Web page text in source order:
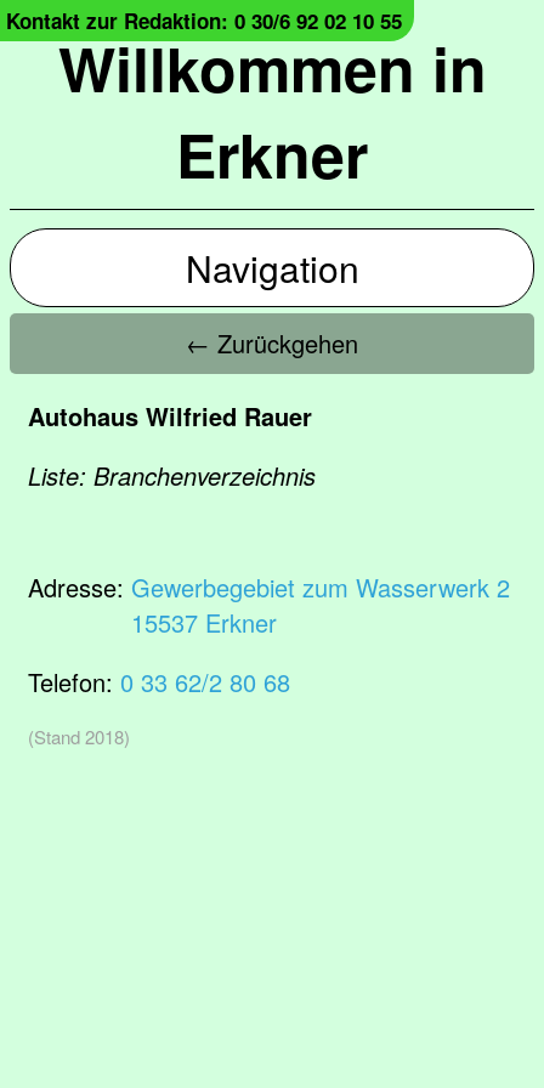
Willkommen in
Erkner
Kontakt zur Redaktion: 0 30/6 92 02 10 55
Navigation
← Zurückgehen
Autohaus Wilfried Rauer
Liste: Branchenverzeichnis
Adresse: Gewerbegebiet zum Wasserwerk 2
15537 Erkner
Telefon: 0 33 62/2 80 68
(Stand 2018)